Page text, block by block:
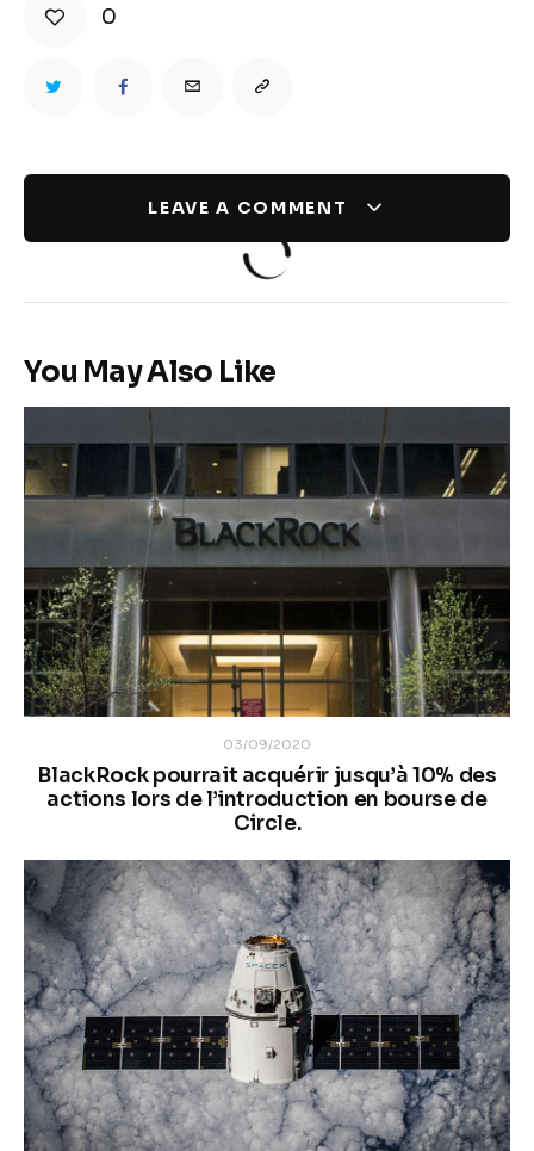
0
LEAVE A COMMENT
You May Also Like
03/09/2020
BlackRock pourrait acquérir jusqu’à 10% des
actions lors de l’introduction en bourse de
Circle.